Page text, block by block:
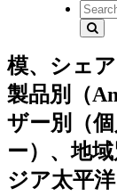
模、シェ
製品別（
ザー別（
ー）、地
ジア太平